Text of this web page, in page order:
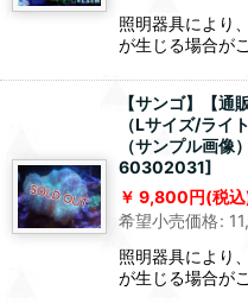
照明器具により
が生じる場合が
【サンゴ】【通
（Lサイズ/ラ
（サンプル画像
60302031]
9,800円(税
希望小売価格:
照明器具により
が生じる場合が